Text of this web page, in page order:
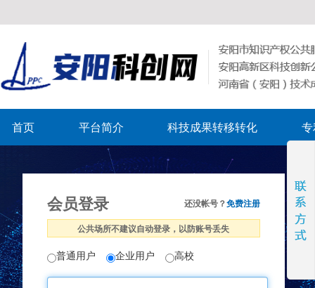
首页 平台简介 科技成果转移转化
会员登录 还没帐号？免费注册
公共场所不建议自动登录，以防账号丢失
普通用户 企业用户 高校